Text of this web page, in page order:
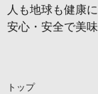
人も地球も健康
安心・安全で美
トップ